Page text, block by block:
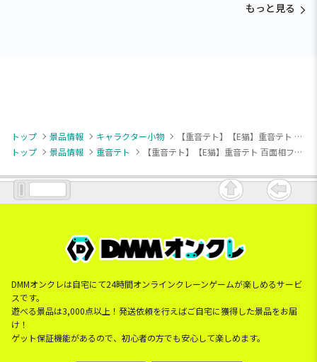
もっと見る
トップ 景品情報 キャラクター小物
【重音テト】【E猫】重音テト 百面相フェイスバッジ
トップ
景品情報 重音テト 【重音テト】【E猫】重音テト 百面相フェイスバッジ
DMMオンクレは自宅にて24時間オンラインクレーンゲームが楽しめるサービ
スです。
遊べる景品は3,000点以上！発送依頼を行えばご自宅に獲得した景品をお届
け！
ゲット保証機能があるので、初心者の方でも安心して楽しめます。